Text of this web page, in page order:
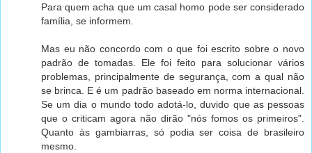
Para quem acha que um casal homo pode ser considerado
família, se informem.
Mas eu não concordo com o que foi escrito sobre o novo
padrão de tomadas. Ele foi feito para solucionar vários
problemas, principalmente de segurança, com a qual não
se brinca. E é um padrão baseado em norma internacional.
Se um dia o mundo todo adotá-lo, duvido que as pessoas
que o criticam agora não dirão "nós fomos os primeiros".
Quanto às gambiarras, só podia ser coisa de brasileiro
mesmo.